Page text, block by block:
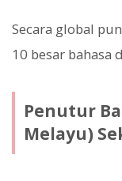
Secara global
10 besar bahasa
Penutur
Melayu)